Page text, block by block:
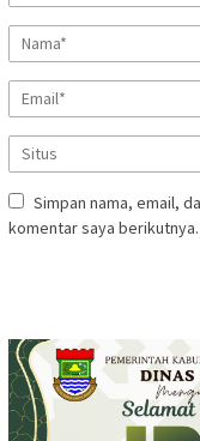
Simpan nama, email,
komentar saya berikutnya.